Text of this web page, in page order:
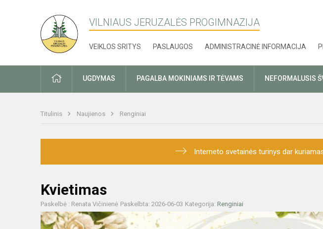
VILNIAUS JERUZALĖS PROGIMNAZIJA
VEIKLOS SRITYS PASLAUGOS ADMINISTRACINĖ INFORMACIJA
PRADŽIAUGDYMAS PAGALBA MOKINIAMS IR TĖVAMS NEFORMALUSIS
Titulinis Naujienos Renginiai
Interneto svetainės turinys dar
Kvietimas
Paskelbė : Renata Vičinienė Paskelbta: 2026-06-03 Kategorija: Renginiai